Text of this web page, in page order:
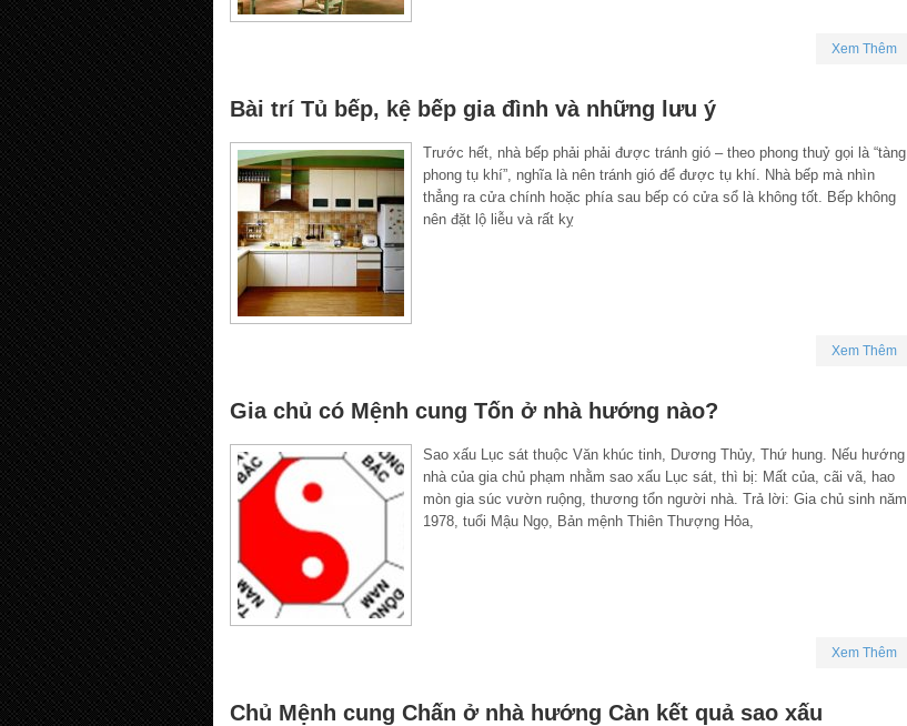
Xem Thêm
Bài trí Tủ bếp, kệ bếp gia đình và những lưu ý
Trước hết, nhà bếp phải phải được tránh gió – theo phong thuỷ gọi là “tàng
phong tụ khí”, nghĩa là nên tránh gió để được tụ khí. Nhà bếp mà nhìn
thẳng ra cửa chính hoặc phía sau bếp có cửa sổ là không tốt. Bếp không
nên đặt lộ liễu và rất kỵ
Xem Thêm
Gia chủ có Mệnh cung Tốn ở nhà hướng nào?
Sao xấu Lục sát thuộc Văn khúc tinh, Dương Thủy, Thứ hung. Nếu hướng
nhà của gia chủ phạm nhằm sao xấu Lục sát, thì bị: Mất của, cãi vã, hao
mòn gia súc vườn ruộng, thương tổn người nhà. Trả lời: Gia chủ sinh năm
1978, tuổi Mậu Ngọ, Bản mệnh Thiên Thượng Hỏa,
Xem Thêm
Chủ Mệnh cung Chấn ở nhà hướng Càn kết quả sao xấu